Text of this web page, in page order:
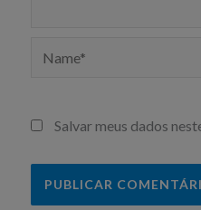
Name*
Salvar meus dados